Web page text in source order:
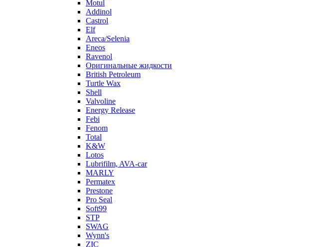
Motul
Addinol
Castrol
Elf
Areca/Selenia
Eneos
Ravenol
Оригинальные жидкости
British Petroleum
Turtle Wax
Shell
Valvoline
Energy Release
Febi
Fenom
Total
K&W
Lotos
Lubrifilm, AVA-car
MARLY
Permatex
Prestone
Pro Seal
Soft99
STP
SWAG
Wynn's
ZIC